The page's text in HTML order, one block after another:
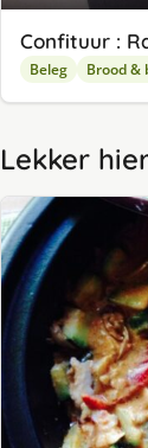
Confituur :
Beleg Brood &
Lekker